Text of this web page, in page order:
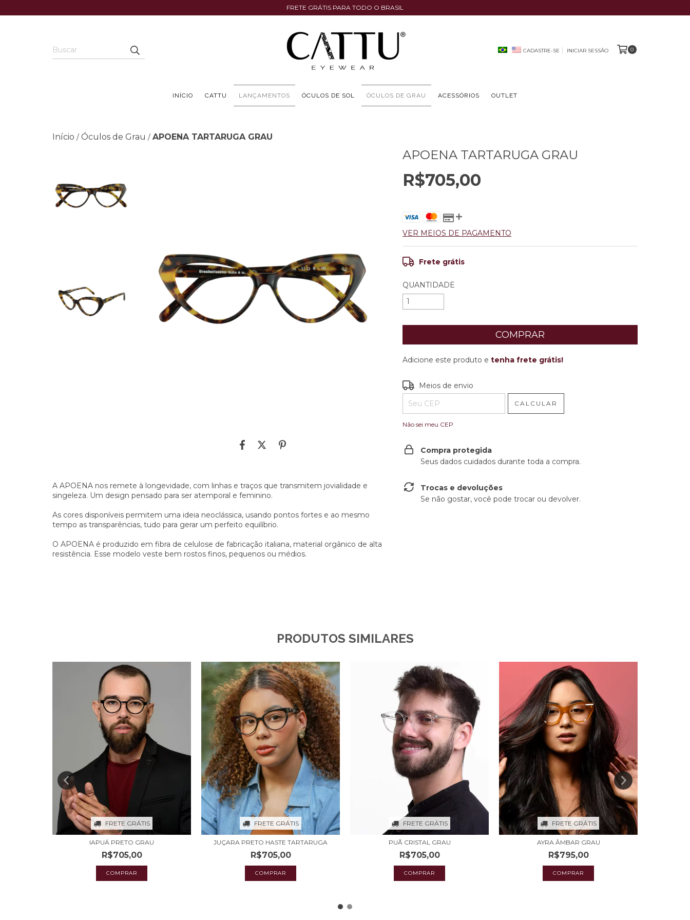
FRETE GRÁTIS PARA TODO O BRASIL
CADASTRE-SE INICIAR SESSÃO 0
INÍCIO CATTU LANÇAMENTOS ÓCULOS DE SOL ÓCULOS DE GRAU ACESSÓRIOS OUTLET
Início / Óculos de Grau / APOENA TARTARUGA GRAU
A APOENA nos remete à longevidade, com linhas e traços que transmitem jovialidade e
singeleza. Um design pensado para ser atemporal e feminino.
As cores disponíveis permitem uma ideia neoclássica, usando pontos fortes e ao mesmo
tempo as transparências, tudo para gerar um perfeito equilíbrio.
O APOENA é produzido em fibra de celulose de fabricação italiana, material orgânico de alta
resistência. Esse modelo veste bem rostos finos, pequenos ou médios.
APOENA TARTARUGA GRAU
R$705,00
VER MEIOS DE PAGAMENTO
Frete grátis
QUANTIDADE
Adicione este produto etenha frete grátis!
Entregas para o CEP:
Meios de envio
CALCULAR
Não sei meu CEP
Compra protegida
Seus dados cuidados durante toda a compra.
Trocas e devoluções
Se não gostar, você pode trocar ou devolver.
PRODUTOS SIMILARES
FRETE GRÁTIS
IAPUÁ PRETO GRAU
R$705,00
FRETE GRÁTIS
JUÇARA PRETO HASTE TARTARUGA
R$705,00
FRETE GRÁTIS
PUÃ CRISTAL GRAU
R$705,00
FRETE GRÁTIS
AYRA ÂMBAR GRAU
R$795,00